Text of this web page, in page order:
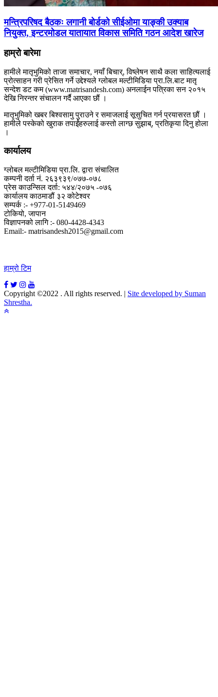
मन्त्रिपरिषद बैठकः लगानी बोर्डको सीईओमा याङ्की उक्याब
नियुक्त, इन्टरमोडल यातायात विकास समिति गठन आदेश खारेज
हाम्रो बारेमा
हामीले मातृभुमिको ताजा समाचार, नयाँ बिचार्, विष्लेषन साथै कला साहित्यलाई
प्रोत्साहन गरी प्रेसित गर्ने उद्देश्यले ग्लोबल मल्टीमिडिया प्रा.लि.बाट मातृ
सन्देश डट कम (www.matrisandesh.com) अनलाईन पत्रिका सन २०१५
देखि निरन्तर संचालन गर्दै आएका छौं ।
मातृभुमिको खबर बिश्वसामु पुराउने र समाजलाई सूसुचित गर्न प्रयासरत छौं ।
हामीले पस्केको खुराक तपाईंहरुलाई कस्तो लाग्छ सुझाब्, प्रतिकृया दिनु होला
।
कार्यालय
ग्लोबल मल्टीमिडिया प्रा.लि. द्वारा संचालित
कम्पनी दर्ता नं. २६३९३९/०७७-०७८
प्रेस काउन्सिल दर्ता: ५४४/२०७५ -०७६
कार्यालय काठमाडौं ३२ कोटेश्वर
सम्पर्क :- +977-01-5149469
टोकियो, जापान
विज्ञापनको लागि :- 080-4428-4343
Email:- matrisandesh2015@gmail.com
हाम्रो टिम
Copyright ©2022 . All rights reserved. | Site developed by Suman
Shrestha.